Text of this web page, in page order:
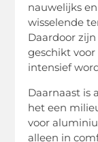
nauwelijks
wisselende
Daardoor
geschikt
intensief
Daarnaast is
het een
voor
alleen in